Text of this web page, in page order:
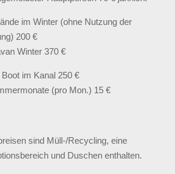
im Winter (ohne Nutzung der
200 €
Winter 370 €
im Kanal 250 €
(pro Mon.) 15 €
sind Müll-/Recycling, eine
und Duschen enthalten.